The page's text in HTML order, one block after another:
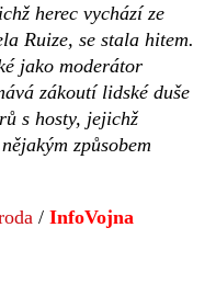
herec vychází ze
Ruize, se stala hitem.
jako moderátor
zákoutí lidské duše
s hosty, jejichž
způsobem
/ InfoVojna